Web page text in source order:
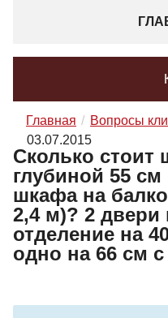
Главная
Вопросы
03.07.2015
Сколько стоит
глубиной 55
шкафа на
2,4 м)? 2
отделение на
одно на 66 см